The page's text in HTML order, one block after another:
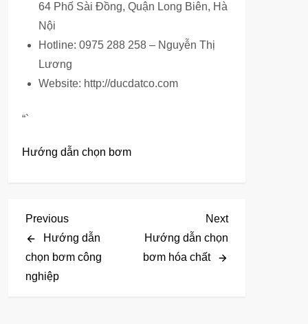
64 Phố Sài Đồng, Quận Long Biên, Hà
Nội
Hotline: 0975 288 258 – Nguyễn Thị
Lương
Website: http://ducdatco.com
“`
Hướng dẫn chọn bơm
Đ
i
ề
Previous
Post
Previous
Hướng dẫn
chọn bơm công
nghiệp
Next
Next
Hướng dẫn chọn
bơm hóa chất